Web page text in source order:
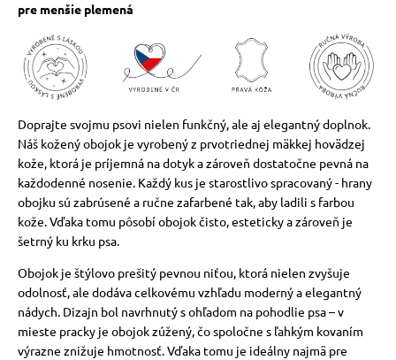
pre menšie plemená
Doprajte svojmu psovi nielen funkčný, ale aj elegantný doplnok.
Náš kožený obojok je vyrobený z prvotriednej mäkkej hovädzej
kože, ktorá je príjemná na dotyk a zároveň dostatočne pevná na
každodenné nosenie. Každý kus je starostlivo spracovaný - hrany
obojku sú zabrúsené a ručne zafarbené tak, aby ladili s farbou
kože. Vďaka tomu pôsobí obojok čisto, esteticky a zároveň je
šetrný ku krku psa.
Obojok je štýlovo prešitý pevnou niťou, ktorá nielen zvyšuje
odolnosť, ale dodáva celkovému vzhľadu moderný a elegantný
nádych. Dizajn bol navrhnutý s ohľadom na pohodlie psa – v
mieste pracky je obojok zúžený, čo spoločne s ľahkým kovaním
výrazne znižuje hmotnosť. Vďaka tomu je ideálny najmä pre